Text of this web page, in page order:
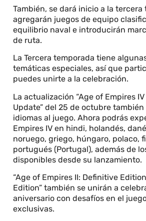
También, se dará inicio a la tercera
agregarán juegos de equipo
equilibrio naval e introducirán
de ruta.
La Tercera temporada tiene
temáticas especiales, así que
puedes unirte a la celebración.
La actualización “Age of Empires
Update” del 25 de octubre
idiomas al juego. Ahora podrás
Empires IV en hindi, holandés,
noruego, griego, húngaro, polaco,
portugués (Portugal), además de
disponibles desde su lanzamiento.
“Age of Empires II: Definitive
Edition” también se unirán a
aniversario con desafíos en el
exclusivas.